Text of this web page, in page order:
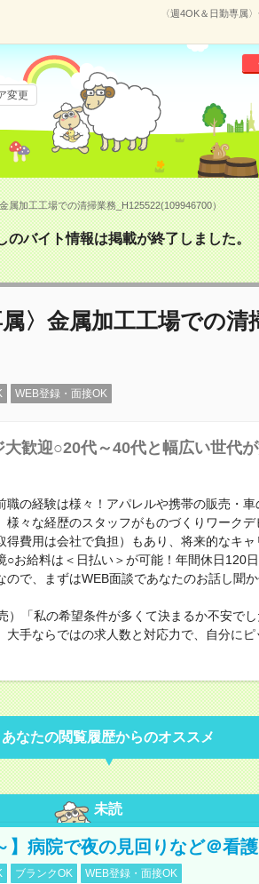
〈週4OK＆日勤専属
変更
属加工工場での清掃業務_H125522(109946700）
のバイト情報は掲載が終了しました。
属〉金属加工工場での清
WEB登録・面接OK
歓迎○20代～40代と幅広い世代
職の経験は様々！アパレルや携帯の販売・
様々な経歴のスタッフがものづくりワーク
得費用は会社で負担）もあり、将来的なキ
○お給料は＜日払い＞が可能！年間休日120
で、まずはWEB面談であなたのお話し聞か
）「私の希望条件が多くて決まるか不安で
大手ならではの求人数と対応力で、自分に
あなたの閲覧履歴からのオススメ
未読
】病院で夜の見回りなど＠看
ブランクOK WEB登録・面接OK